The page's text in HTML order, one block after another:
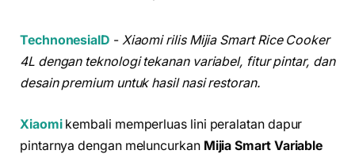
TechnonesiaID - Xiaomi rilis Mijia Smart Rice Cooker
4L dengan teknologi tekanan variabel, fitur pintar, dan
desain premium untuk hasil nasi restoran.
Xiaomikembali memperluas lini peralatan dapur
pintarnya dengan meluncurkan Mijia Smart Variable